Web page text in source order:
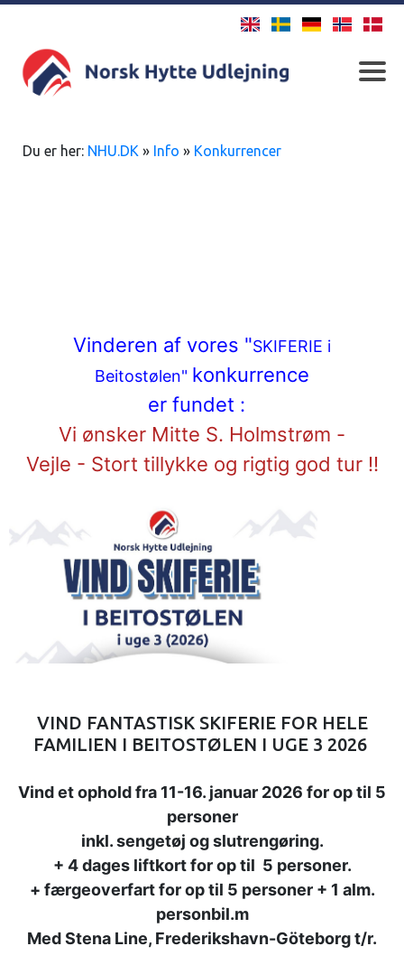
Du er her: NHU.DK » Info » Konkurrencer
Vinderen af vores "SKIFERIE i
Beitostølen" konkurrence
er fundet :
Vi ønsker Mitte S. Holmstrøm -
Vejle - Stort tillykke og rigtig god tur !!
VIND FANTASTISK SKIFERIE FOR HELE
FAMILIEN I BEITOSTØLEN I UGE 3 2026
Vind et ophold fra 11-16. januar 2026 for op til 5
personer
inkl. sengetøj og slutrengøring.
+ 4 dages liftkort for op til 5 personer.
+ færgeoverfart for op til 5 personer + 1 alm.
personbil.m
Med Stena Line, Frederikshavn-Göteborg t/r.